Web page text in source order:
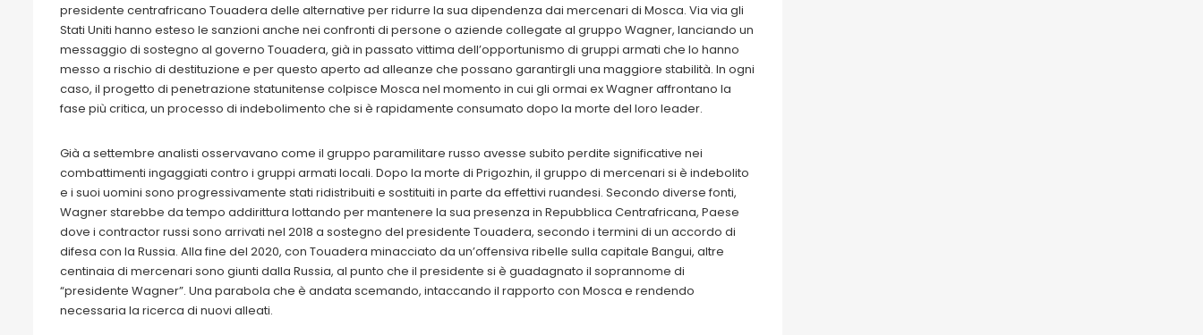
presidente centrafricano Touadera delle alternative per ridurre la sua dipendenza dai mercenari di Mosca. Via via gli
Stati Uniti hanno esteso le sanzioni anche nei confronti di persone o aziende collegate al gruppo Wagner, lanciando un
messaggio di sostegno al governo Touadera, già in passato vittima dell’opportunismo di gruppi armati che lo hanno
messo a rischio di destituzione e per questo aperto ad alleanze che possano garantirgli una maggiore stabilità. In ogni
caso, il progetto di penetrazione statunitense colpisce Mosca nel momento in cui gli ormai ex Wagner affrontano la
fase più critica, un processo di indebolimento che si è rapidamente consumato dopo la morte del loro leader.
Già a settembre analisti osservavano come il gruppo paramilitare russo avesse subito perdite significative nei
combattimenti ingaggiati contro i gruppi armati locali. Dopo la morte di Prigozhin, il gruppo di mercenari si è indebolito
e i suoi uomini sono progressivamente stati ridistribuiti e sostituiti in parte da effettivi ruandesi. Secondo diverse fonti,
Wagner starebbe da tempo addirittura lottando per mantenere la sua presenza in Repubblica Centrafricana, Paese
dove i contractor russi sono arrivati nel 2018 a sostegno del presidente Touadera, secondo i termini di un accordo di
difesa con la Russia. Alla fine del 2020, con Touadera minacciato da un’offensiva ribelle sulla capitale Bangui, altre
centinaia di mercenari sono giunti dalla Russia, al punto che il presidente si è guadagnato il soprannome di
“presidente Wagner”. Una parabola che è andata scemando, intaccando il rapporto con Mosca e rendendo
necessaria la ricerca di nuovi alleati.